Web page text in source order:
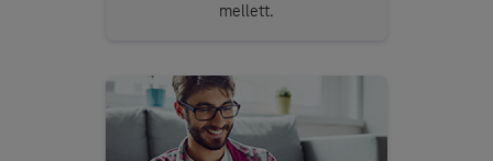
mellett.